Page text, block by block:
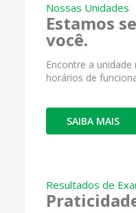
Nossas Unidades
Estamos
você.
Encontre a
horários de
SAIBA MAIS
Resultados de